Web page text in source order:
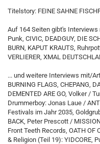
Titelstory: FEINE SAHNE
Auf 164 Seiten gibt's Interviews
Punk, CIVIC, DEADGUY, DIE
BURN, KAPUT KRAUTS,
VERLIERER, XMAL
... und weitere Interviews mit/
BURNING FLAGS, CHEPANG,
DEMENTED ARE GO, Volker /
Drummerboy: Jonas Laue /
Festivals im Jahr 2035,
BACK, Peter Prescott /
Front Teeth Records, OATH OF
& Religion (Teil 19): YIDCORE,